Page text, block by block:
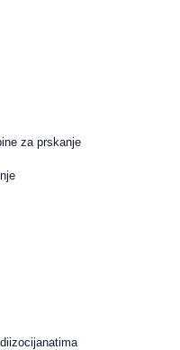
za prskanje